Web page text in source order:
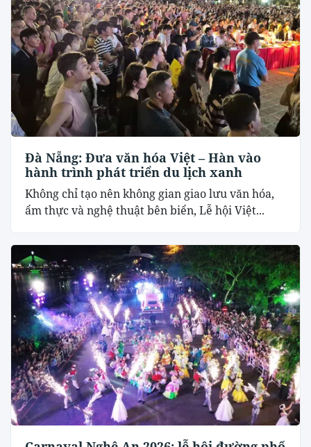
Đà Nẵng: Đưa văn hóa Việt – Hàn vào
hành trình phát triển du lịch xanh
Không chỉ tạo nên không gian giao lưu văn hóa,
ẩm thực và nghệ thuật bên biển, Lễ hội Việt...